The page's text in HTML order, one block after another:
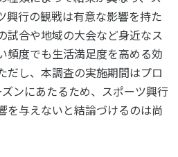
興行の観戦は有意な影響を持た
試合や地域の大会など身近なス
頻度でも生活満足度を高める効
だし、本調査の実施期間はプロ
ンにあたるため、スポーツ興行
を与えないと結論づけるのは尚